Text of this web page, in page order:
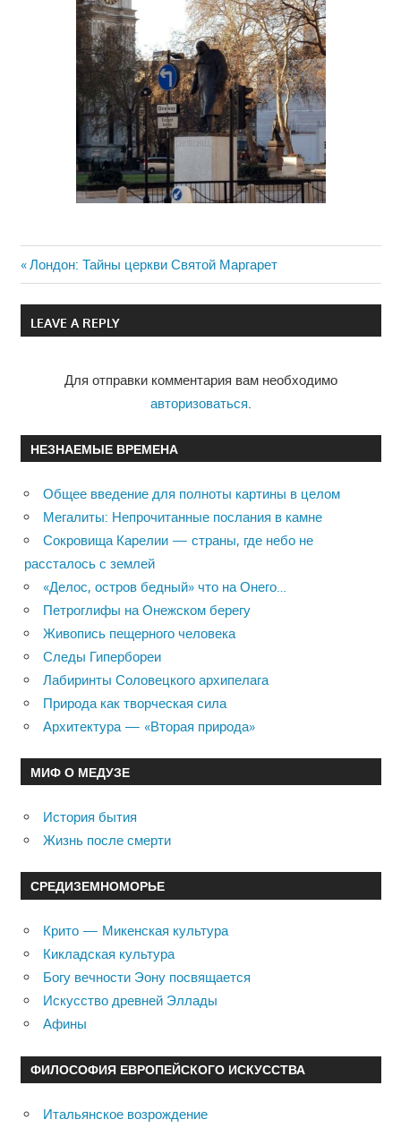
Навигация
по
Previous
Post:
Лондон: Тайны церкви Святой Маргарет
LEAVE A REPLY
Для отправки комментария вам необходимо
авторизоваться
НЕЗНАЕМЫЕ ВРЕМЕНА
Общее введение для полноты картины в целом
Мегалиты: Непрочитанные послания в камне
Сокровища Карелии — страны, где небо не
рассталось с землей
«Делос, остров бедный» что на Онего…
Петроглифы на Онежском берегу
Живопись пещерного человека
Следы Гипербореи
Лабиринты Соловецкого архипелага
Природа как творческая сила
Архитектура — «Вторая природа»
МИФ О МЕДУЗЕ
История бытия
Жизнь после смерти
СРЕДИЗЕМНОМОРЬЕ
Крито — Микенская культура
Кикладская культура
Богу вечности Эону посвящается
Искусство древней Эллады
Афины
ФИЛОСОФИЯ ЕВРОПЕЙСКОГО ИСКУССТВА
Итальянское возрождение